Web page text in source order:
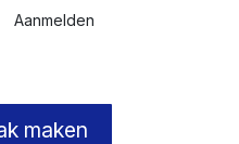
Aanmelden
maken